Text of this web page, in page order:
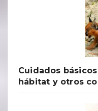
Cuidados
hábitat y otros